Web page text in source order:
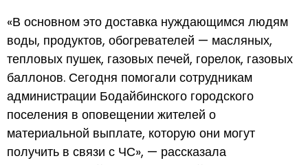
«В основном это доставка нуждающимся людям
воды, продуктов, обогревателей — масляных,
тепловых пушек, газовых печей, горелок, газовых
баллонов. Сегодня помогали сотрудникам
администрации Бодайбинского городского
поселения в оповещении жителей о
материальной выплате, которую они могут
получить в связи с ЧС», — рассказала